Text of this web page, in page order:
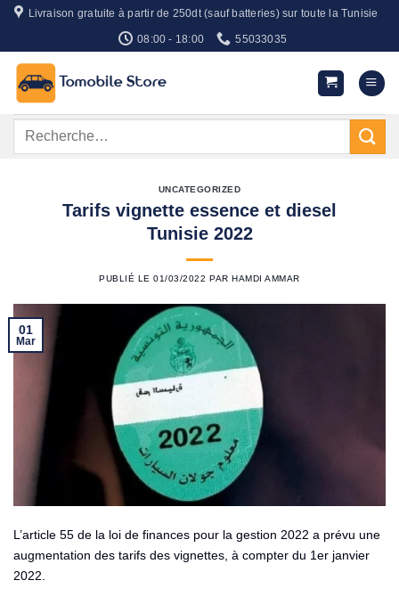
Passer
contenu
Livraison gratuite à partir de 250dt (sauf batteries) sur toute la Tunisie
08:00 - 18:00 55033035
Recherche
UNCATEGORIZED
Tarifs vignette essence et diesel
Tunisie 2022
PUBLIÉ LE01/03/2022 PARHAMDI AMMAR
01
Mar
L’article 55 de la loi de finances pour la gestion 2022 a prévu une
augmentation des tarifs des vignettes, à compter du 1er janvier
2022.